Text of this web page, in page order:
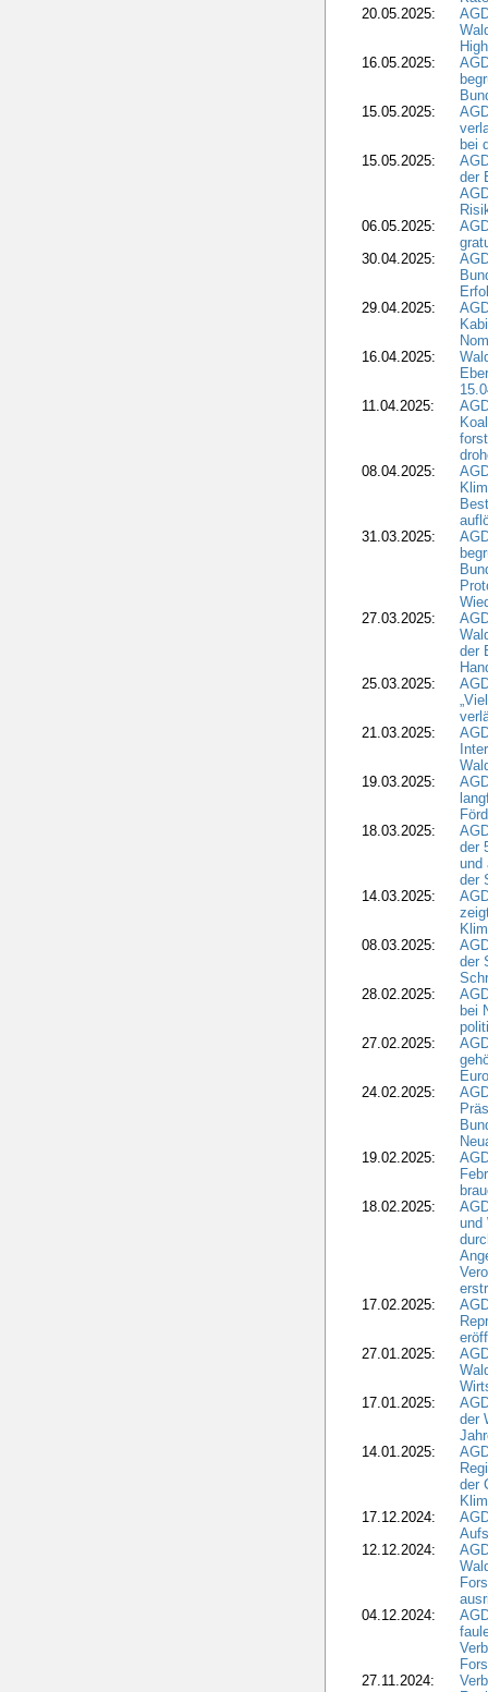
20.05.2025:
16.05.2025:
15.05.2025:
bei
15.05.2025:
der
06.05.2025:
30.04.2025:
29.04.2025:
16.04.2025:
11.04.2025:
08.04.2025:
31.03.2025:
27.03.2025:
der
25.03.2025:
21.03.2025:
19.03.2025:
18.03.2025:
der
und
der
14.03.2025:
08.03.2025:
der
28.02.2025:
bei
27.02.2025:
24.02.2025:
19.02.2025:
18.02.2025:
und
17.02.2025:
27.01.2025:
17.01.2025:
der
14.01.2025:
der
17.12.2024:
12.12.2024:
04.12.2024:
27.11.2024: